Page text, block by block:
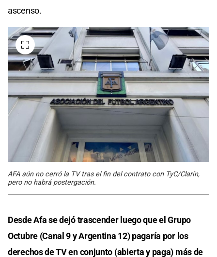
ascenso.
AFA aún no cerró la TV tras el fin del contrato con TyC/Clarín,
pero no habrá postergación.
Desde Afa se dejó trascender luego que el Grupo
Octubre (Canal 9 y Argentina 12) pagaría por los
derechos de TV en conjunto (abierta y paga) más de